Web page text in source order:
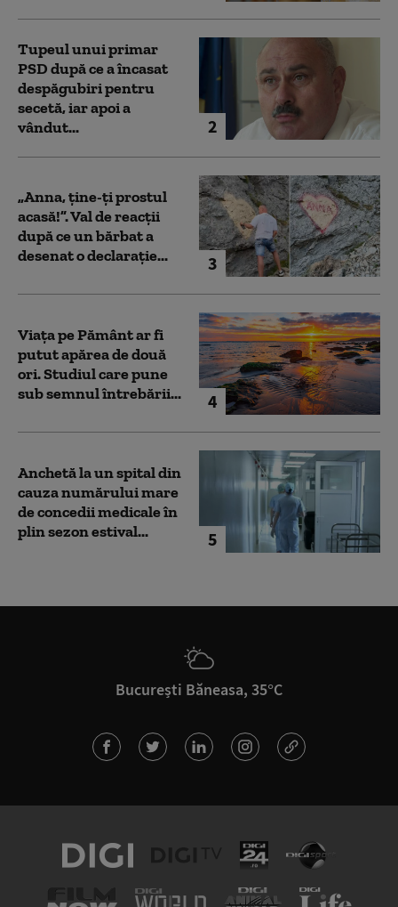
2
Tupeul unui primar
PSD după ce a încasat
despăgubiri pentru
secetă, iar apoi a
vândut...
3
„Anna, ţine-ţi prostul
acasă!”. Val de reacții
după ce un bărbat a
desenat o declarație...
4
Viața pe Pământ ar fi
putut apărea de două
ori. Studiul care pune
sub semnul întrebării...
5
Anchetă la un spital din
cauza numărului mare
de concedii medicale în
plin sezon estival...
București Băneasa, 35°C